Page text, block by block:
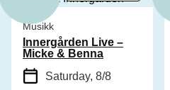
Musikk
Innergården Live –
Micke & Benna
Saturday, 8/8